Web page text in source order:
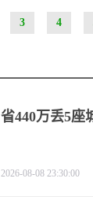
3 4
省440万丢5座
2026-08-08 23:30:00